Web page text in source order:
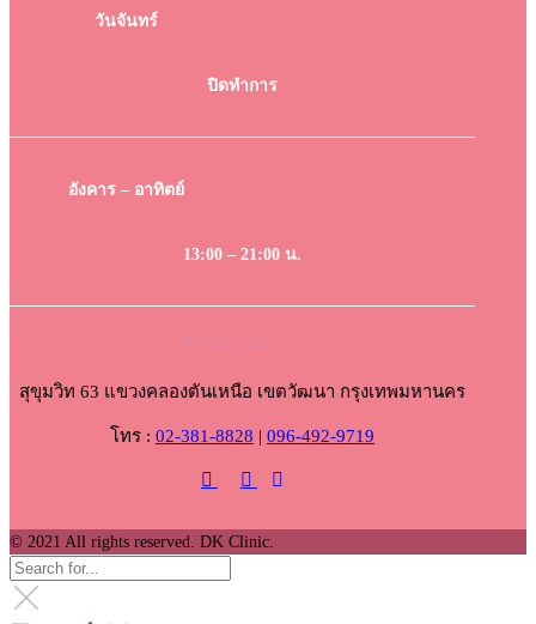
วันจันทร์
ปิดทำการ
อังคาร – อาทิตย์
13:00 – 21:00 น.
สุขุมวิท 63 แขวงคลองตันเหนือ เขตวัฒนา กรุงเทพมหานคร
โทร : 02-381-8828 | 096-492-9719
© 2021 All rights reserved. DK Clinic.